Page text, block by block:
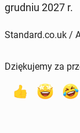
grudniu 2027 r.
Standard.co.uk /
Dziękujemy za